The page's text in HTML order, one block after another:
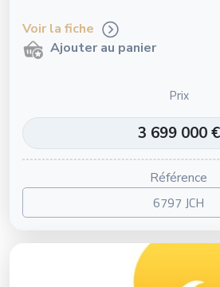
Voir la fiche
Ajouter au panier
Prix
3 699 000 €
Référence
6797 JCH